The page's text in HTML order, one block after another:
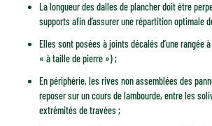
La longueur des dalles de plancher doit être
supports afin d’assurer une répartition optimale
Elles sont posées à joints décalés d’une rangée
« à taille de pierre ») ;
En périphérie, les rives non assemblées des
reposer sur un cours de lambourde, entre les
extrémités de travées ;